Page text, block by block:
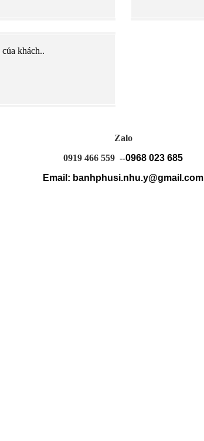
khách..
Zalo
0919 466 559 --0968 023 685
Email: banhphusi.nhu.y@gmail.com